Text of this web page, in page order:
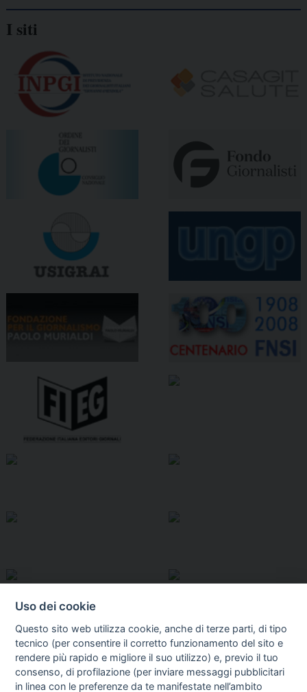
I siti
Uso dei cookie
Questo sito web utilizza cookie, anche di terze parti, di tipo
tecnico (per consentire il corretto funzionamento del sito e
rendere più rapido e migliore il suo utilizzo) e, previo il tuo
consenso, di profilazione (per inviare messaggi pubblicitari
in linea con le preferenze da te manifestate nell’ambito